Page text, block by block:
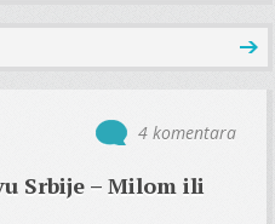
4 komentara
Srbije – Milom ili